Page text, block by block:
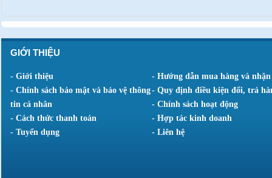
GIỚI THIỆU
- Giới thiệu
- Hướng dẫn mua hàng và
- Chính sách bảo mật và bảo vệ thông
tin cá nhân
- Quy định điều kiện đổi, trả
- Chính sách hoạt động
- Cách thức thanh toán
- Hợp tác kinh doanh
- Tuyển dụng
- Liên hệ